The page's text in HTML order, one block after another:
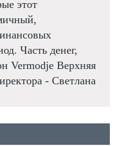
этот
Часть денег,
Vermodje Верхняя
- Светлана